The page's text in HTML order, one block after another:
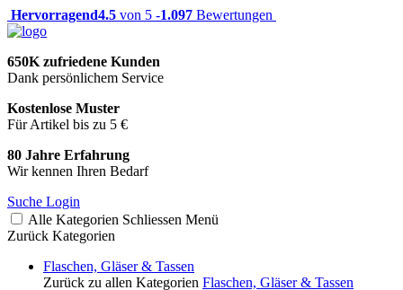
Hervorragend4.5 von 5 -1.097 Bewertungen
650K zufriedene Kunden
Dank persönlichem Service
Kostenlose Muster
Für Artikel bis zu 5 €
80 Jahre Erfahrung
Wir kennen Ihren Bedarf
Suche Login
Alle Kategorien Schliessen Menü
Zurück Kategorien
Flaschen, Gläser & Tassen
Zurück zu allen Kategorien Flaschen, Gläser & Tassen